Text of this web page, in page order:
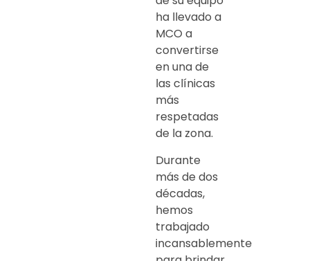
ha llevado a
MCO a
convertirse
en una de
las clínicas
más
respetadas
de la zona.
Durante
más de dos
décadas,
hemos
trabajado
incansablemente